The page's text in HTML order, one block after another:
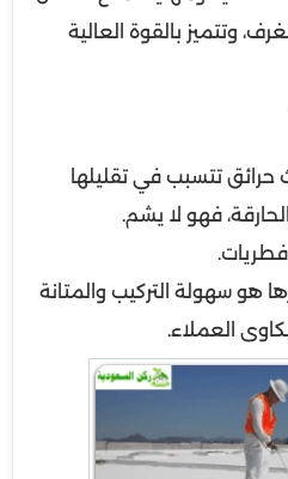
وتتميز بالقوة العالية
تتسبب في تقليلها
فهو لا يشم.
هو سهولة التركيب والمتانة
العملاء.